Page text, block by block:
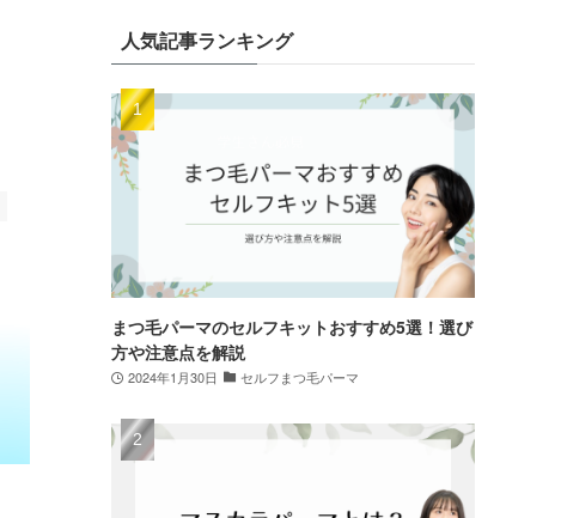
人気記事ランキング
まつ毛パーマのセルフキットおすすめ5選！選び
方や注意点を解説
2024年1月30日 セルフまつ毛パーマ